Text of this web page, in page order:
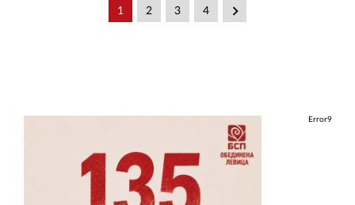
1 2 3 4 keyboard_arrow_right
Error9